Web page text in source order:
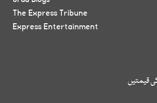
قیمتیں
The Express Tribune
Express Entertainment